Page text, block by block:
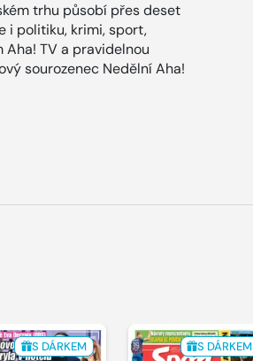
trhu působí přes deset
i politiku, krimi, sport,
TV a pravidelnou
sourozenec Nedělní Aha!
S DÁRKEM S DÁRKEM